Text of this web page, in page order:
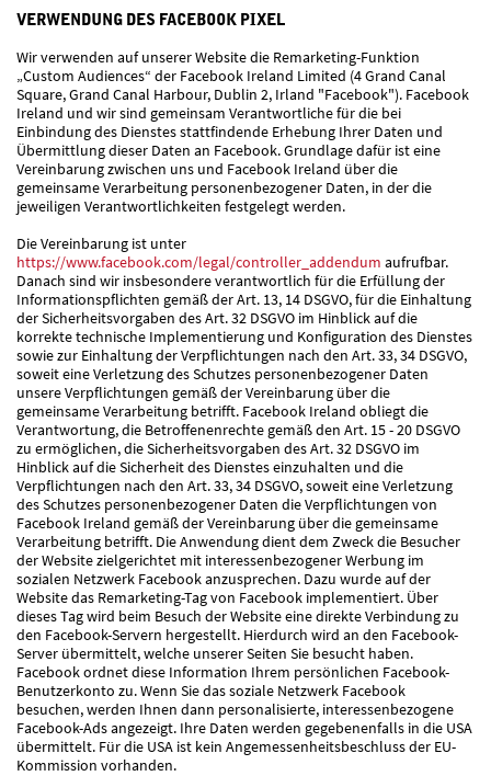
VERWENDUNG DES FACEBOOK PIXEL
Wir verwenden auf unserer Website die Remarketing-Funktion
„Custom Audiences“ der Facebook Ireland Limited (4 Grand Canal
Square, Grand Canal Harbour, Dublin 2, Irland "Facebook"). Facebook
Ireland und wir sind gemeinsam Verantwortliche für die bei
Einbindung des Dienstes stattfindende Erhebung Ihrer Daten und
Übermittlung dieser Daten an Facebook. Grundlage dafür ist eine
Vereinbarung zwischen uns und Facebook Ireland über die
gemeinsame Verarbeitung personenbezogener Daten, in der die
jeweiligen Verantwortlichkeiten festgelegt werden.
Die Vereinbarung ist unter
https://www.facebook.com/legal/controller_addendum aufrufbar.
Danach sind wir insbesondere verantwortlich für die Erfüllung der
Informationspflichten gemäß der Art. 13, 14 DSGVO, für die Einhaltung
der Sicherheitsvorgaben des Art. 32 DSGVO im Hinblick auf die
korrekte technische Implementierung und Konfiguration des Dienstes
sowie zur Einhaltung der Verpflichtungen nach den Art. 33, 34 DSGVO,
soweit eine Verletzung des Schutzes personenbezogener Daten
unsere Verpflichtungen gemäß der Vereinbarung über die
gemeinsame Verarbeitung betrifft. Facebook Ireland obliegt die
Verantwortung, die Betroffenenrechte gemäß den Art. 15 - 20 DSGVO
zu ermöglichen, die Sicherheitsvorgaben des Art. 32 DSGVO im
Hinblick auf die Sicherheit des Dienstes einzuhalten und die
Verpflichtungen nach den Art. 33, 34 DSGVO, soweit eine Verletzung
des Schutzes personenbezogener Daten die Verpflichtungen von
Facebook Ireland gemäß der Vereinbarung über die gemeinsame
Verarbeitung betrifft. Die Anwendung dient dem Zweck die Besucher
der Website zielgerichtet mit interessenbezogener Werbung im
sozialen Netzwerk Facebook anzusprechen. Dazu wurde auf der
Website das Remarketing-Tag von Facebook implementiert. Über
dieses Tag wird beim Besuch der Website eine direkte Verbindung zu
den Facebook-Servern hergestellt. Hierdurch wird an den Facebook-
Server übermittelt, welche unserer Seiten Sie besucht haben.
Facebook ordnet diese Information Ihrem persönlichen Facebook-
Benutzerkonto zu. Wenn Sie das soziale Netzwerk Facebook
besuchen, werden Ihnen dann personalisierte, interessenbezogene
Facebook-Ads angezeigt. Ihre Daten werden gegebenenfalls in die USA
übermittelt. Für die USA ist kein Angemessenheitsbeschluss der EU-
Kommission vorhanden.